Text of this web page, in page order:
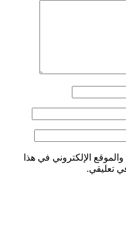
الإلكتروني في هذا
تعليقي.